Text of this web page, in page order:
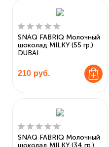
SNAQ FABRIQ Молочный
шоколад MILKY (55 гр.)
DUBAI
210 руб.
SNAQ FABRIQ Молочный
шоколад MILKY (34 гр.)